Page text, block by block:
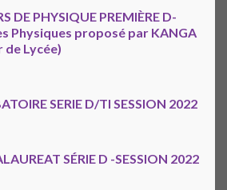
DE PHYSIQUE PREMIÈRE D-
Physiques proposé par KANGA
Lycée)
SERIE D/TI SESSION 2022
SÉRIE D -SESSION 2022